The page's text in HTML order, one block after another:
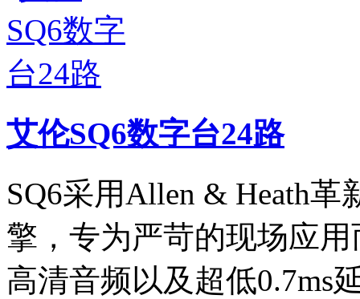
艾伦SQ6数字台24路
SQ6采用Allen & Heath革
擎，专为严苛的现场应
高清音频以及超低0.7ms